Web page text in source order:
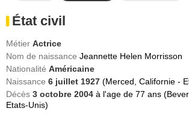
État civil
Métier Actrice
Nom de naissance Jeannette Helen Morrisson
Nationalité Américaine
Naissance 6 juillet 1927 (Merced, Californie -
Décès 3 octobre 2004 à l'age de 77 ans
Etats-Unis)